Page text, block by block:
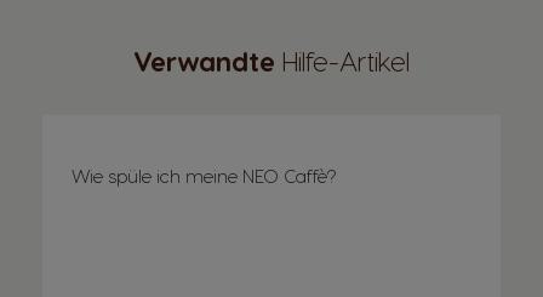
Verwandte Hilfe-Artikel
Wie spüle ich meine NEO Caffè?